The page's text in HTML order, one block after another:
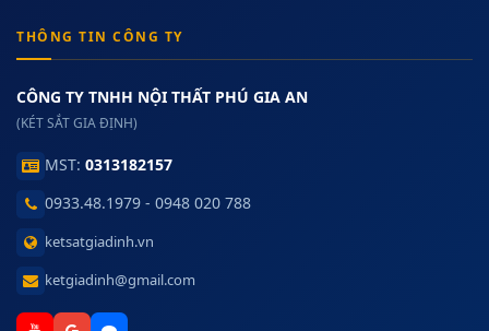
THÔNG TIN CÔNG TY
CÔNG TY TNHH NỘI THẤT PHÚ GIA AN
(KÉT SẮT GIA ĐỊNH)
MST: 0313182157
0933.48.1979 - 0948 020 788
ketsatgiadinh.vn
ketgiadinh@gmail.com